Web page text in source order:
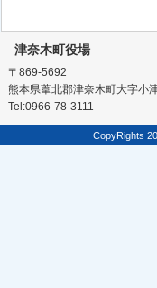
津奈木町役場
〒869-5692
熊本県葦北郡津奈木町大字小
Tel:0966-78-3111
CopyRights